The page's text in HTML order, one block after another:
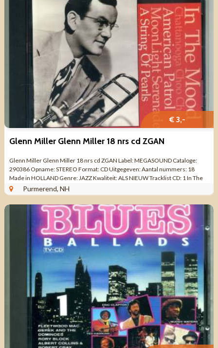
€ 3,-
Glenn Miller Glenn Miller 18 nrs cd ZGAN
Glenn Miller Glenn Miller 18 nrs cd ZGAN Label: MEGASOUND Cataloge:
290386 Opname: STEREO Format: CD Uitgegeven: Aantal nummers: 18
Made in HOLLAND Genre: JAZZ Kwaliteit: ALS NIEUW Tracklist CD: 1 In The
Mood 3:36 2 ...
Purmerend, NH